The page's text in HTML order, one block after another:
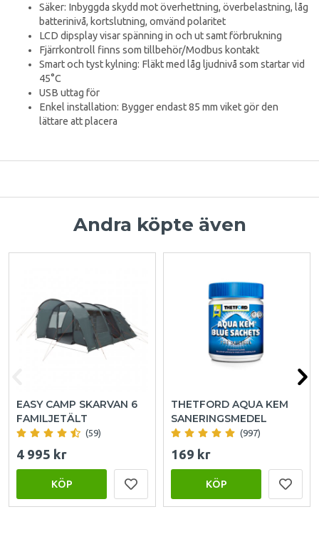
Säker: Inbyggda skydd mot överhettning, överbelastning, låg
batterinivå, kortslutning, omvänd polaritet
LCD dipsplay visar spänning in och ut samt förbrukning
Fjärrkontroll finns som tillbehör/Modbus kontakt
Smart och tyst kylning: Fläkt med låg ljudnivå som startar vid
45°C
USB uttag för
Enkel installation: Bygger endast 85 mm viket gör den
lättare att placera
Andra köpte även
EASY CAMP SKARVAN 6
FAMILJETÄLT
(59)
4 995 kr
KÖP
THETFORD AQUA KEM
SANERINGSMEDEL
(997)
169 kr
KÖP